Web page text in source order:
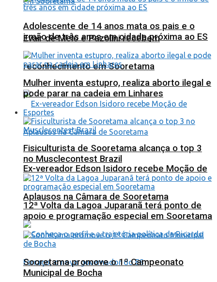
Evair de Melo e Pazolini recebem
reconhecimento em Sooretama
Ex-vereador Edson Isidoro recebe Moção de
Aplausos na Câmara de Sooretama
Adolescente de 14 anos mata os pais e o
irmão de três anos em cidade próxima ao ES
Mulher inventa estupro, realiza aborto ilegal e
pode parar na cadeia em Linhares
Esportes
Fisiculturista de Sooretama alcança o top 3
no Musclecontest Brazil
12ª Volta da Lagoa Juparanã terá ponto de
apoio e programação especial em Sooretama
Sooretama promove o 1º Campeonato
Municipal de Bocha